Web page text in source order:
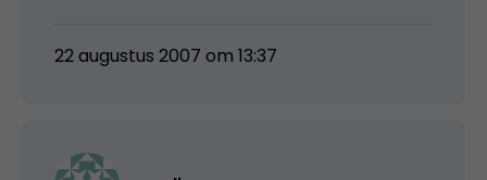
22 augustus 2007 om 13:37